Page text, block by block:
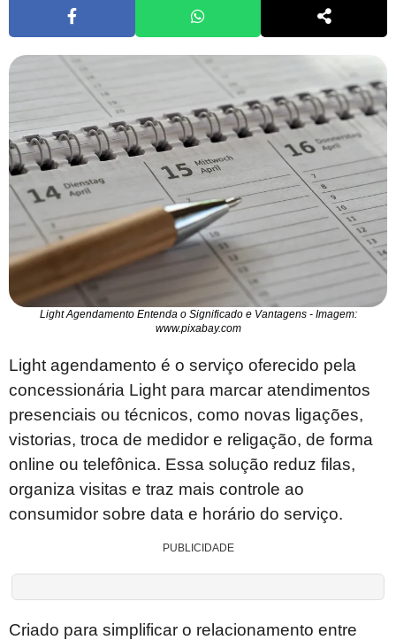
Light Agendamento Entenda o Significado e Vantagens - Imagem:
www.pixabay.com
Light agendamento é o serviço oferecido pela
concessionária Light para marcar atendimentos
presenciais ou técnicos, como novas ligações,
vistorias, troca de medidor e religação, de forma
online ou telefônica. Essa solução reduz filas,
organiza visitas e traz mais controle ao
consumidor sobre data e horário do serviço.
PUBLICIDADE
Criado para simplificar o relacionamento entre